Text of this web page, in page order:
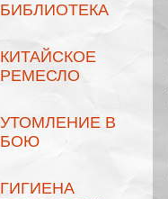
БИБЛИОТЕКА
КИТАЙСКОЕ
РЕМЕСЛО
УТОМЛЕНИЕ В
БОЮ
ГИГИЕНА